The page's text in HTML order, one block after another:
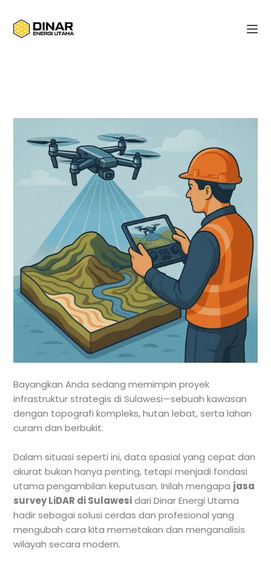
Bayangkan Anda sedang memimpin proyek
infrastruktur strategis di Sulawesi—sebuah kawasan
dengan topografi kompleks, hutan lebat, serta lahan
curam dan berbukit.
Dalam situasi seperti ini, data spasial yang cepat dan
akurat bukan hanya penting, tetapi menjadi fondasi
utama pengambilan keputusan. Inilah mengapa jasa
survey LiDAR di Sulawesidari Dinar Energi Utama
hadir sebagai solusi cerdas dan profesional yang
mengubah cara kita memetakan dan menganalisis
wilayah secara modern.